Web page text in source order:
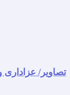
تصاویر/ عزاداری